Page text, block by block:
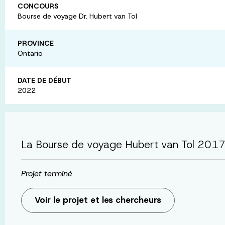
CONCOURS
Bourse de voyage Dr. Hubert van Tol
PROVINCE
Ontario
DATE DE DÉBUT
2022
La Bourse de voyage Hubert van Tol 2017
Projet terminé
Voir le projet et les chercheurs